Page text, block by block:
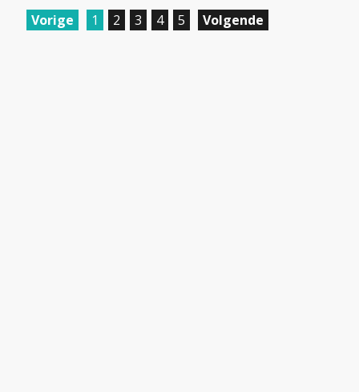
Vorige 1 2 3 4 5 Volgende